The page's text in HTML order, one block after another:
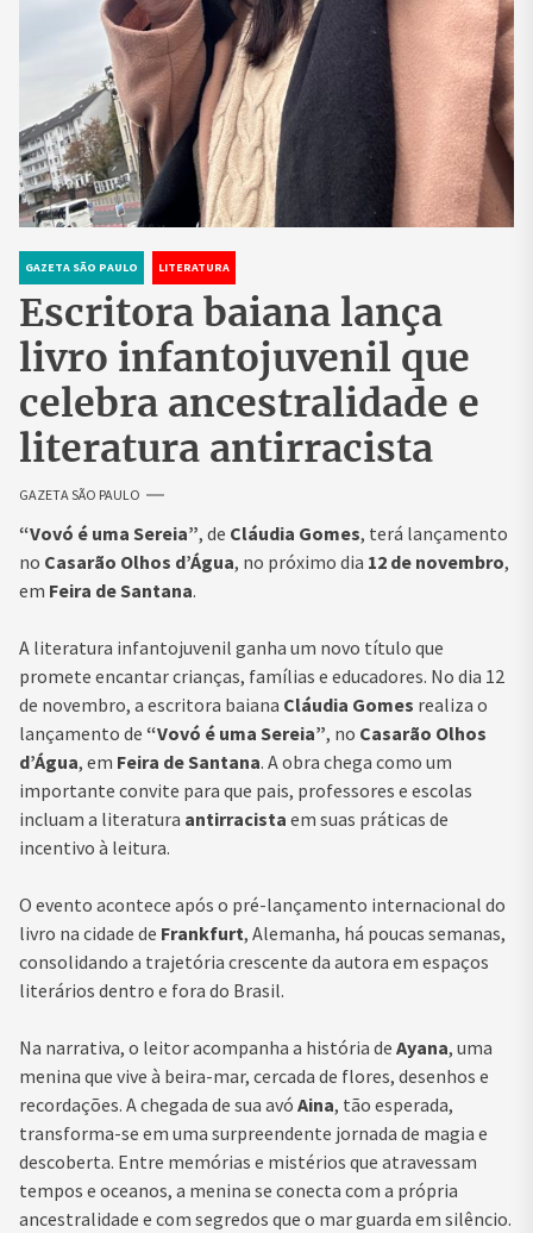
GAZETA SÃO PAULO LITERATURA
Escritora baiana lança
livro infantojuvenil que
celebra ancestralidade e
literatura antirracista
GAZETA SÃO PAULO
“Vovó é uma Sereia”, de Cláudia Gomes, terá lançamento
no Casarão Olhos d’Água, no próximo dia 12 de novembro,
em Feira de Santana.
A literatura infantojuvenil ganha um novo título que
promete encantar crianças, famílias e educadores. No dia 12
de novembro, a escritora baiana Cláudia Gomes realiza o
lançamento de “Vovó é uma Sereia”, no Casarão Olhos
d’Água, em Feira de Santana. A obra chega como um
importante convite para que pais, professores e escolas
incluam a literatura antirracista em suas práticas de
incentivo à leitura.
O evento acontece após o pré-lançamento internacional do
livro na cidade de Frankfurt, Alemanha, há poucas semanas,
consolidando a trajetória crescente da autora em espaços
literários dentro e fora do Brasil.
Na narrativa, o leitor acompanha a história de Ayana, uma
menina que vive à beira-mar, cercada de flores, desenhos e
recordações. A chegada de sua avó Aina, tão esperada,
transforma-se em uma surpreendente jornada de magia e
descoberta. Entre memórias e mistérios que atravessam
tempos e oceanos, a menina se conecta com a própria
ancestralidade e com segredos que o mar guarda em silêncio.